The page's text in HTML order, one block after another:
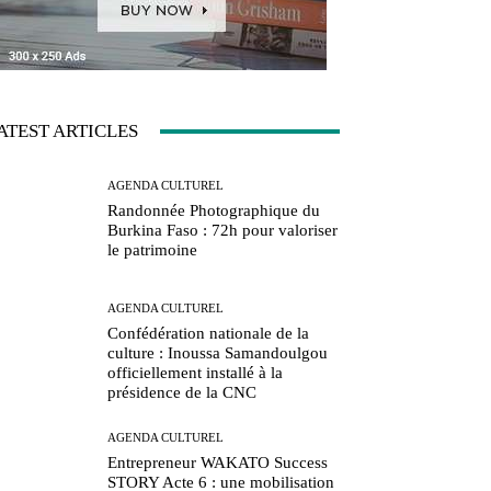
ARTICLES
AGENDA CULTUREL
Randonnée Photographique du
Burkina Faso : 72h pour valoriser
le patrimoine
AGENDA CULTUREL
Confédération nationale de la
culture : Inoussa Samandoulgou
officiellement installé à la
présidence de la CNC
AGENDA CULTUREL
Entrepreneur WAKATO Success
STORY Acte 6 : une mobilisation